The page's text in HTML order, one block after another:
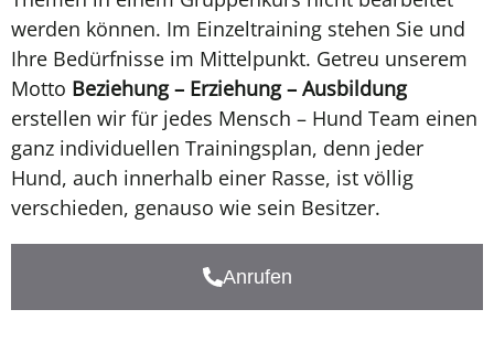
werden können. Im Einzeltraining stehen Sie und
Ihre Bedürfnisse im Mittelpunkt. Getreu unserem
Motto Beziehung – Erziehung – Ausbildung
erstellen wir für jedes Mensch – Hund Team einen
ganz individuellen Trainingsplan, denn jeder
Hund, auch innerhalb einer Rasse, ist völlig
verschieden, genauso wie sein Besitzer.
60 Minuten = €70
Anrufen